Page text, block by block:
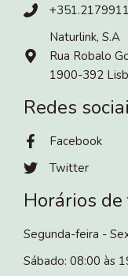
Naturlink, S.A
Rua Robalo
1900-392
Redes
Facebook
Twitter
Horários
Segunda-feira -
Sábado: 08:00 às